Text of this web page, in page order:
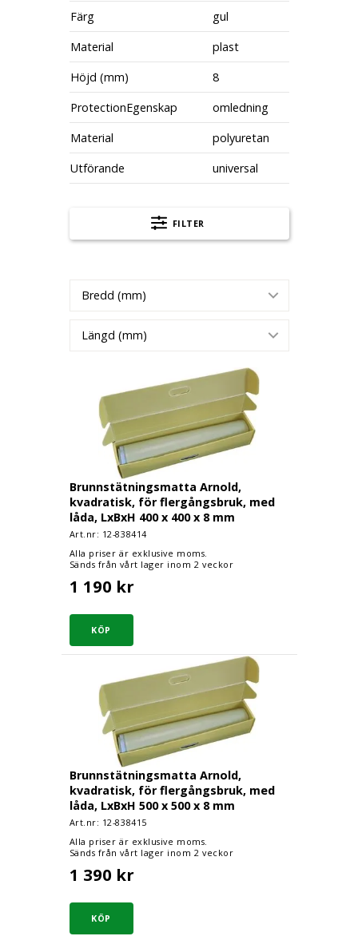
Färg
gul
Material
plast
Höjd (mm)
8
ProtectionEgenskap
omledning
Material
polyuretan
Utförande
universal
FILTER
Bredd (mm)
Längd (mm)
Brunnstätningsmatta Arnold, kvadratisk, för
Brunnstätningsmatta Arnold,
kvadratisk, för flergångsbruk, med
låda, LxBxH 400 x 400 x 8 mm
Art.nr: 12-838414
Alla priser är exklusive moms.
Sänds från vårt lager inom 2 veckor
1 190 kr
Brunnstätningsmatta Arnold, kvadratisk, för
Brunnstätningsmatta Arnold,
kvadratisk, för flergångsbruk, med
låda, LxBxH 500 x 500 x 8 mm
Art.nr: 12-838415
Alla priser är exklusive moms.
Sänds från vårt lager inom 2 veckor
1 390 kr